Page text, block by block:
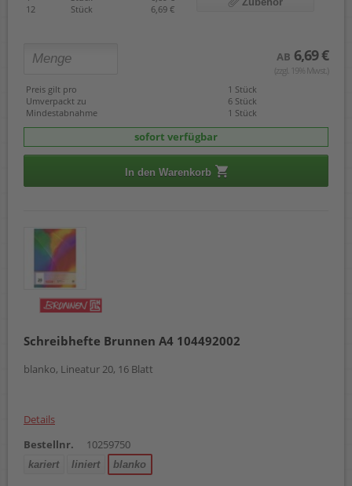
12
Stück 6,69 €
AB 6,69 €
(zzgl. 19% Mwst.)
Preis gilt pro
1 Stück
Umverpackt zu
6 Stück
Mindestabnahme
1 Stück
sofort verfügbar
In den Warenkorb
Schreibhefte Brunnen A4 104492002
blanko, Lineatur 20, 16 Blatt
Details
Bestellnr.
10259750
kariert liniert blanko